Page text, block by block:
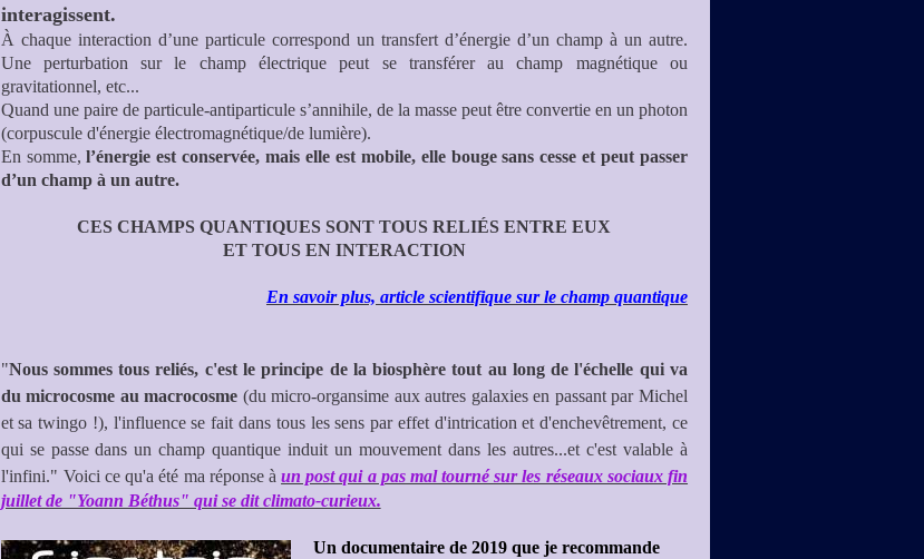
interagissent.
À chaque interaction d’une particule correspond un transfert d’énergie d’un champ à un autre.
Une perturbation sur le champ électrique peut se transférer au champ magnétique ou
gravitationnel, etc...
Quand une paire de particule-antiparticule s’annihile, de la masse peut être convertie en un photon
(corpuscule d'énergie électromagnétique/de lumière).
En somme,l’énergie est conservée, mais elle est mobile, elle bouge sans cesse et peut passer
d’un champ à un autre.
CES CHAMPS QUANTIQUES SONT TOUS RELIÉS ENTRE EUX
ET TOUS EN INTERACTION
En savoir plus, article scientifique sur le champ quantique
"Nous sommes tous reliés, c'est le principe de la biosphère tout au long de l'échelle qui va
du microcosme au macrocosme (du micro-organsime aux autres galaxies en passant par Michel
et sa twingo !), l'influence se fait dans tous les sens par effet d'intrication et d'enchevêtrement, ce
qui se passe dans un champ quantique induit un mouvement dans les autres...et c'est valable à
l'infini." Voici ce qu'a été ma réponse à un post qui a pas mal tourné sur les réseaux sociaux fin
juillet de "Yoann Béthus" qui se dit climato-curieux.
Un documentaire de 2019 que je recommande